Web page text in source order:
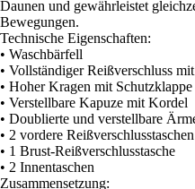
Daunen und gewährleistet
Bewegungen.
Technische Eigenschaften:
• Waschbärfell
• Vollständiger Reißverschluss
• Hoher Kragen mit Schutzklappe
• Verstellbare Kapuze mit Kordel
• Doublierte und verstellbare
• 2 vordere Reißverschlusstaschen
• 1 Brust-Reißverschlusstasche
• 2 Innentaschen
Zusammensetzung: